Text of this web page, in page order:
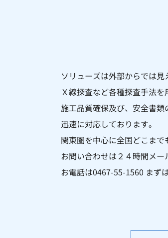
ソリューズは外部からでは
Ｘ線探査など各種探査手法を
施工品質確保及び、安全書
迅速に対応しております。
関東圏を中心に全国どこまで
お問い合わせは２４時間メー
お電話は0467-55-1560 まず